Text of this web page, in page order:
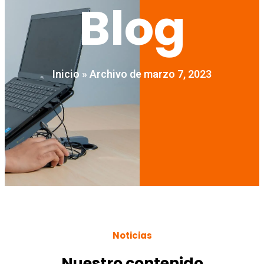
Blog
Inicio » Archivo de marzo 7, 2023
Noticias